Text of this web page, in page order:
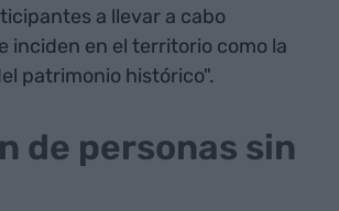
a llevar a cabo
inciden en el territorio como la
patrimonio histórico".
de personas sin